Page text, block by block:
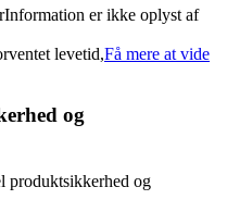
Information er ikke oplyst af
levetid,Få mere at vide
og
produktsikkerhed og